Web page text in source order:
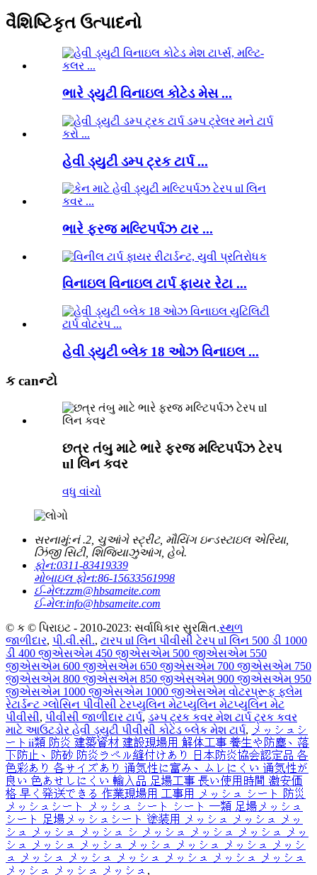
વૈશિષ્ટિકૃત ઉત્પાદનો
ભારે ડ્યુટી વિનાઇલ કોટેડ મેસ ...
હેવી ડ્યુટી ડમ્પ ટ્રક ટાર્પ ...
ભારે ફરજ મલ્ટિપર્પઝ ટાર ...
વિનાઇલ વિનાઇલ ટાર્પ ફાયર રેટા ...
હેવી ડ્યુટી બ્લેક 18 ઓઝ વિનાઇલ ...
ક canન્ટો
છત્ર તંબુ માટે ભારે ફરજ મલ્ટિપર્પઝ ટેરપ
ul લિન કવર
વધુ વાંચો
સરનામું:નં .2, ચુઆંગે સ્ટ્રીટ, મૌયિંગ ઇન્ડસ્ટાઇલ એરિયા,
ઝિંજી સિટી, શિજિયાઝુઆંગ, હેબે.
ફોન:0311-83419339
મોબાઇલ ફોન:86-15633561998
ઈ-મેલ:zzm@hbsameite.com
ઈ-મેલ:info@hbsameite.com
© ક © પિરાઇટ - 2010-2023: સર્વાધિકાર સુરક્ષિત.સ્થળ
જાળીદાર, પી.વી.સી., ટારપ ul લિન પીવીસી ટેરપ ul લિન 500 ડી 1000
ડી 400 જીએસએમ 450 જીએસએમ 500 જીએસએમ 550
જીએસએમ 600 જીએસએમ 650 જીએસએમ 700 જીએસએમ 750
જીએસએમ 800 જીએસએમ 850 જીએસએમ 900 જીએસએમ 950
જીએસએમ 1000 જીએસએમ 1000 જીએસએમ વોટરપ્રૂફ ફ્લેમ
રેટાર્ડન્ટ ગ્લોસિન પીવીસી ટેરપ્યુલિન મેટપ્યુલિન મેટપ્યુલિન મેટ
પીવીસી, પીવીસી જાળીદાર ટાર્પ, ડમ્પ ટ્રક કવર મેશ ટાર્પ ટ્રક કવર
માટે આઉટડોર હેવી ડ્યુટી પીવીસી કોટેડ બ્લેક મેશ ટાર્પ, メッシュシ
ートⅱ類 防炎 建築資材 建設現場用 解体工事 養生や防塵、落
下防止、防砂 防炎ラベル縫付けあり 日本防炎協会認定品 各
色彩あり 各サイズあり 通気性に富み、ムレにくい 通気性が
良い 色あせしにくい 輸入品 足場工事 長い使用時間 激安価
格 早く発送できる 作業現場用 工事用 メッシュ シート 防災
メッシュシート メッシュ シート シート 一類 足場メッシュ
シート 足場メッシュシート 塗装用 メッシュ メッシュ メッ
シュ メッシュ メッシュ シ メッシュ メッシュ メッシュ メッ
シュ メッシュ メッシュ メッシュ メッシュ メッシュ メッシ
ュ メッシュ メッシュ メッシュ メッシュ メッシュ メッシュ
メッシュ メッシュ メッシュ ,